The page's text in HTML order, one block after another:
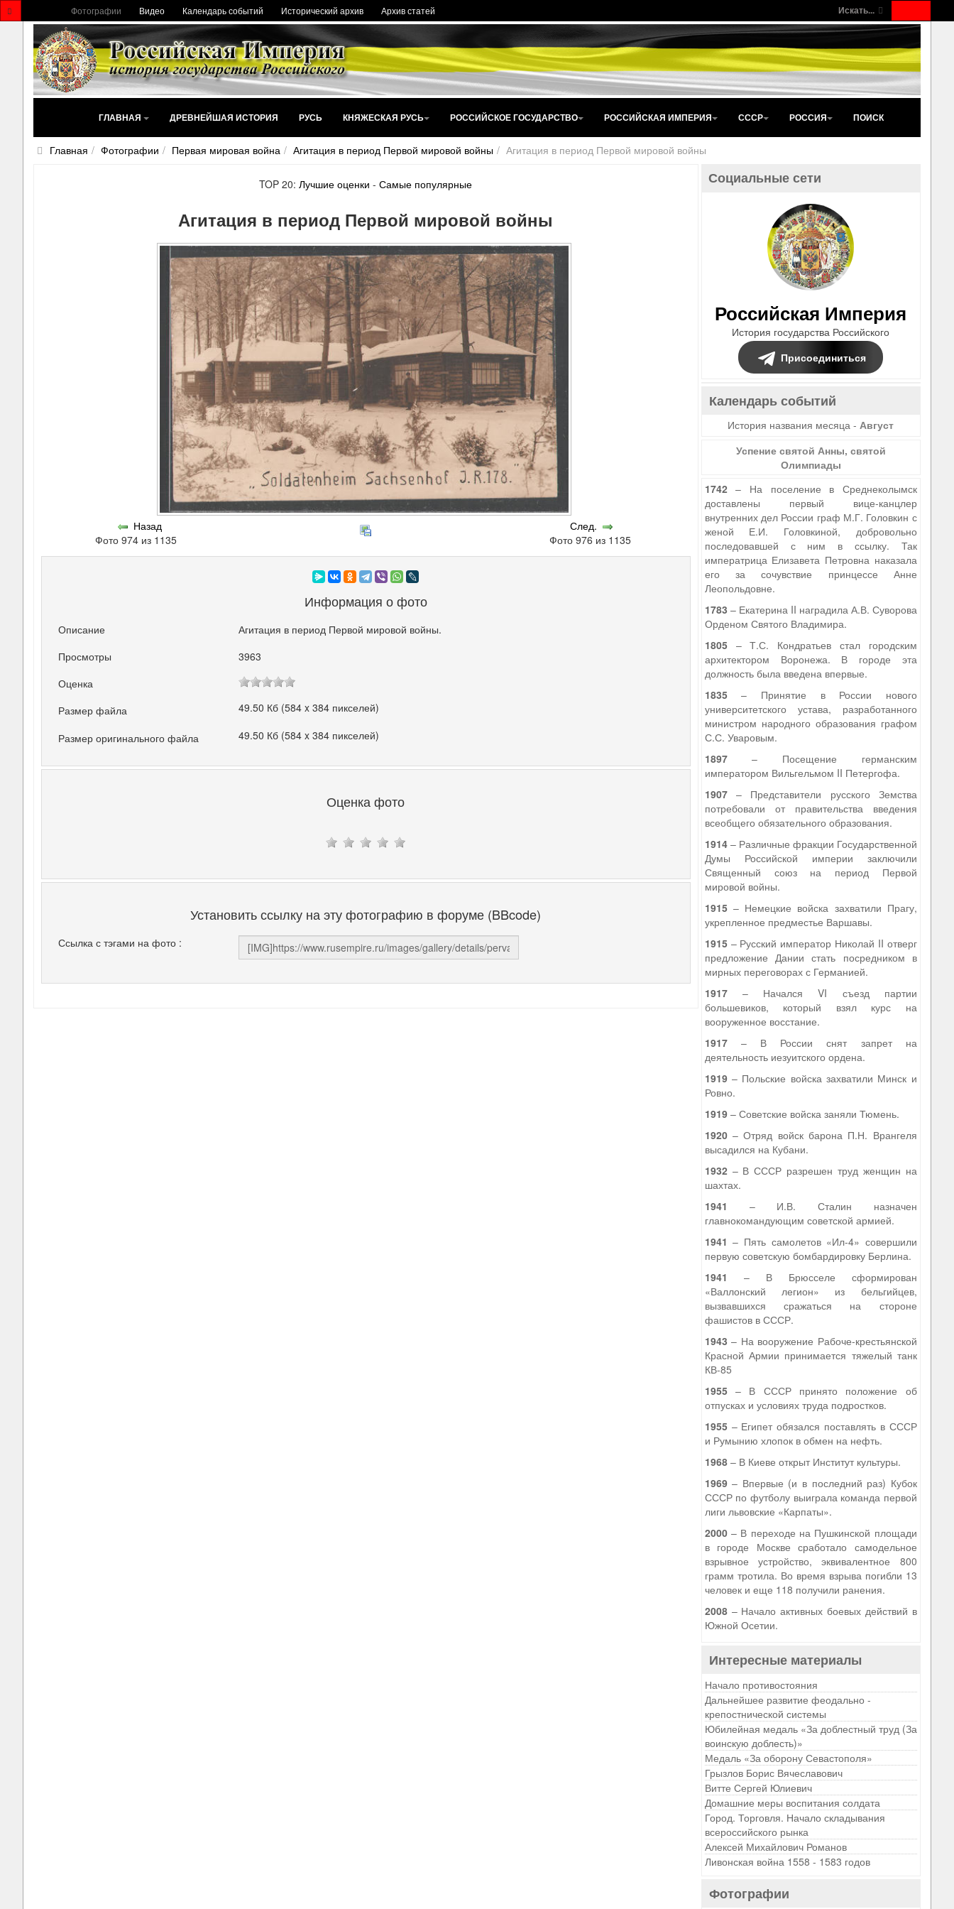
Искать...
Фотографии Видео Календарь событий Исторический архив Архив статей
ГЛАВНАЯ ДРЕВНЕЙШАЯ ИСТОРИЯ РУСЬ КНЯЖЕСКАЯ РУСЬ РОССИЙСКОЕ ГОСУДАРСТВО РОССИЙСКАЯ ИМПЕРИЯ СССР РОССИЯ ПОИСК
Главная Фотографии Первая мировая война Агитация в период Первой мировой войны Агитация в период Первой мировой войны
TOP 20:Лучшие оценки -Самые популярные
Агитация в период Первой мировой войны
Назад
Фото 974 из 1135
След.
Фото 976 из 1135
Информация о фото
Описание
Агитация в период Первой мировой войны.
Просмотры
3963
Оценка
Размер файла
49.50 Кб (584 x 384 пикселей)
Размер оригинального файла 49.50 Кб (584 x 384 пикселей)
Оценка фото
Установить ссылку на эту фотографию в форуме (BBcode)
Ссылка с тэгами на фото :
Социальные сети
Российская Империя
История государства Российского
Присоединиться
Календарь событий
История названия месяца -Август
Успение святой Анны, святой
Олимпиады
1742– На поселение в Среднеколымск
доставлены первый вице-канцлер
внутренних дел России граф М.Г. Головкин с
женой Е.И. Головкиной, добровольно
последовавшей с ним в ссылку. Так
императрица Елизавета Петровна наказала
его за сочувствие принцессе Анне
Леопольдовне.
1783 – Екатерина II наградила А.В. Суворова
Орденом Святого Владимира.
1805– Т.С. Кондратьев стал городским
архитектором Воронежа. В городе эта
должность была введена впервые.
1835– Принятие в России нового
университетского устава, разработанного
министром народного образования графом
С.С. Уваровым.
1897– Посещение германским
императором Вильгельмом II Петергофа.
1907– Представители русского Земства
потребовали от правительства введения
всеобщего обязательного образования.
1914– Различные фракции Государственной
Думы Российской империи заключили
Священный союз на период Первой
мировой войны.
1915– Немецкие войска захватили Прагу,
укрепленное предместье Варшавы.
1915– Русский император Николай II отверг
предложение Дании стать посредником в
мирных переговорах с Германией.
1917– Начался VI съезд партии
большевиков, который взял курс на
вооруженное восстание.
1917– В России снят запрет на
деятельность иезуитского ордена.
1919– Польские войска захватили Минск и
Ровно.
1919– Советские войска заняли Тюмень.
1920– Отряд войск барона П.Н. Врангеля
высадился на Кубани.
1932– В СССР разрешен труд женщин на
шахтах.
1941 – И.В. Сталин назначен
главнокомандующим советской армией.
1941 – Пять самолетов «Ил-4» совершили
первую советскую бомбардировку Берлина.
1941 – В Брюсселе сформирован
«Валлонский легион» из бельгийцев,
вызвавшихся сражаться на стороне
фашистов в СССР.
1943 – На вооружение Рабоче-крестьянской
Красной Армии принимается тяжелый танк
КВ-85
1955– В СССР принято положение об
отпусках и условиях труда подростков.
1955– Египет обязался поставлять в СССР
и Румынию хлопок в обмен на нефть.
1968– В Киеве открыт Институт культуры.
1969– Впервые (и в последний раз) Кубок
СССР по футболу выиграла команда первой
лиги львовские «Карпаты».
2000– В переходе на Пушкинской площади
в городе Москве сработало самодельное
взрывное устройство, эквивалентное 800
грамм тротила. Во время взрыва погибли 13
человек и еще 118 получили ранения.
2008– Начало активных боевых действий в
Южной Осетии.
Интересные материалы
Начало противостояния
Дальнейшее развитие феодально -
крепостнической системы
Юбилейная медаль «За доблестный труд (За
воинскую доблесть)»
Медаль «За оборону Севастополя»
Грызлов Борис Вячеславович
Витте Сергей Юлиевич
Домашние меры воспитания солдата
Город. Торговля. Начало складывания
всероссийского рынка
Алексей Михайлович Романов
Ливонская война 1558 - 1583 годов
Фотографии